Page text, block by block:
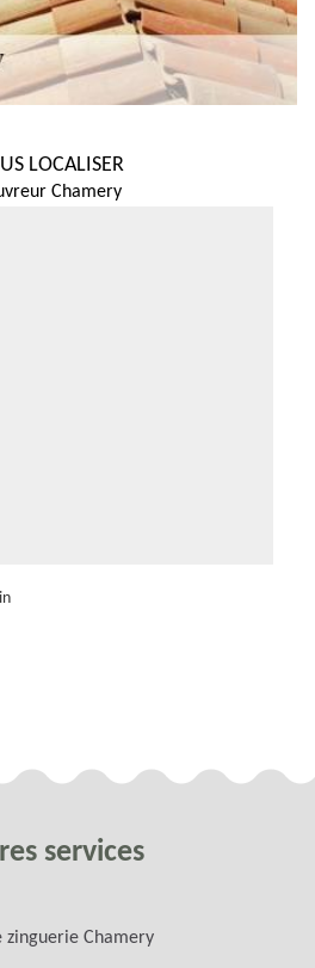
LOCALISER
Chamery
services
zinguerie Chamery